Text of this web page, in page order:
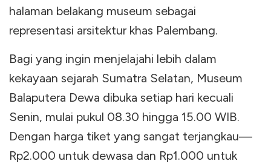
halaman belakang museum sebagai
representasi arsitektur khas Palembang.
Bagi yang ingin menjelajahi lebih dalam
kekayaan sejarah Sumatra Selatan, Museum
Balaputera Dewa dibuka setiap hari kecuali
Senin, mulai pukul 08.30 hingga 15.00 WIB.
Dengan harga tiket yang sangat terjangkau—
Rp2.000 untuk dewasa dan Rp1.000 untuk